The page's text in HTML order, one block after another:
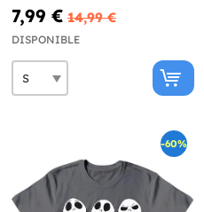
7,99 € 14,99 €
DISPONIBLE
-60%